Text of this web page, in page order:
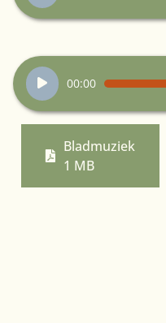
Audiospeler
00:00
Bladmuziek
1 MB